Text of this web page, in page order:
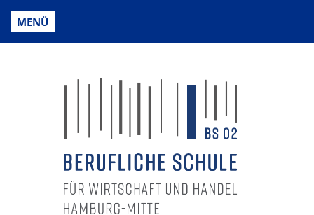
MENÜ